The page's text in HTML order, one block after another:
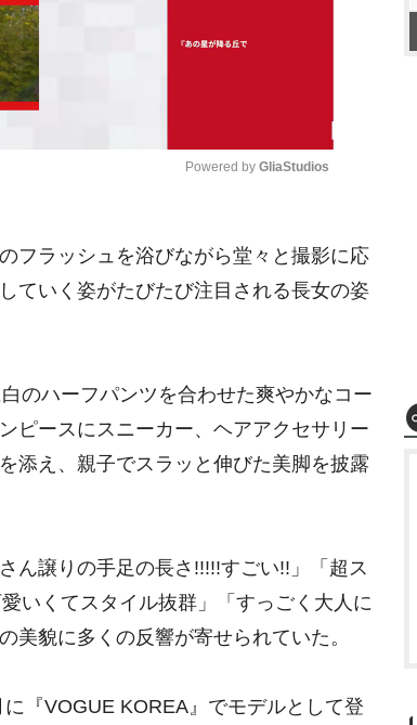
u
t
Powered by GliaStudios
フラッシュを浴びながら堂々と撮影に応
ていく姿がたびたび注目される長女の姿
のハーフパンツを合わせた爽やかなコー
ピースにスニーカー、ヘアアクセサリー
添え、親子でスラッと伸びた美脚を披露
ん譲りの手足の長さ!!!!!すごい!!」「超ス
いくてスタイル抜群」「すっごく大人に
美貌に多くの反響が寄せられていた。
『VOGUE KOREA』でモデルとして登